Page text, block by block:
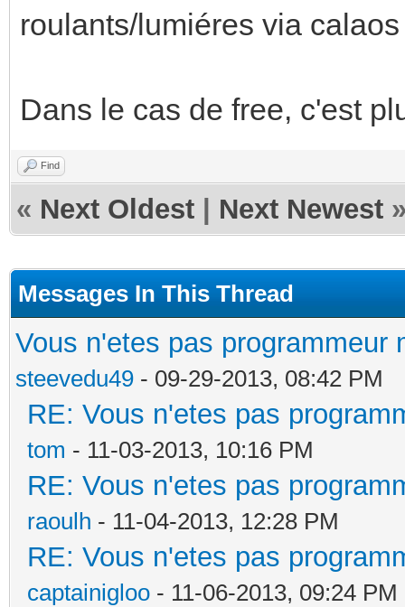
roulants/lumiéres via
Dans le cas de free, c'est
Find
« Next Oldest Next Newest
Messages In This Thread
Vous n'etes pas
steevedu49 - 09-29-2013, 08:42 PM
RE: Vous n'etes pas
tom - 11-03-2013, 10:16 PM
RE: Vous n'etes pas
raoulh - 11-04-2013, 12:28 PM
RE: Vous n'etes pas
captainigloo - 11-06-2013, 09:24 PM